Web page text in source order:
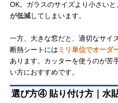
OK。ガラスのサイズより小さいと
が低減してしまいます。
一方、大きな窓だと、適切なサイ
断熱シートには ミリ単位でオーダ
あります。カッターを使うのが苦
い方におすすめです。
選び方④ 貼り付け方｜水